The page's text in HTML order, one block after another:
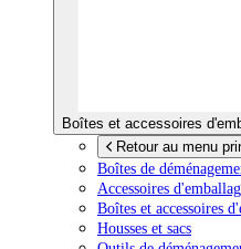
Boîtes et accessoires
Retour au menu
Boîtes de
Accessoires
Boîtes et accessoires
Housses et sacs